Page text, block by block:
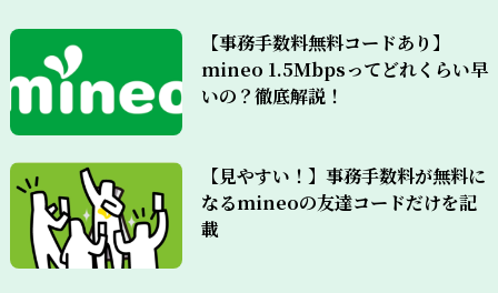
【事務手数料無料コードあり】
mineo 1.5Mbpsってどれくらい早
いの？徹底解説！
【見やすい！】事務手数料が無料に
なるmineoの友達コードだけを記
載